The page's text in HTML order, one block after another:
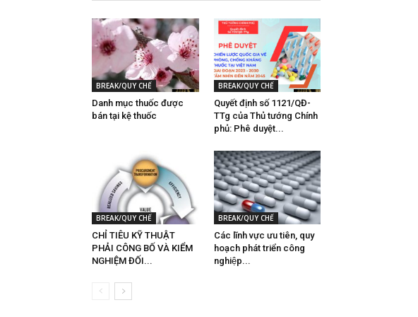
BREAK/QUY CHẾ
Danh mục thuốc được
bán tại kệ thuốc
BREAK/QUY CHẾ
Quyết định số 1121/QĐ-
TTg của Thủ tướng Chính
phủ: Phê duyệt...
BREAK/QUY CHẾ
CHỈ TIÊU KỸ THUẬT
PHẢI CÔNG BỐ VÀ KIỂM
NGHIỆM ĐỐI...
BREAK/QUY CHẾ
Các lĩnh vực ưu tiên, quy
hoạch phát triển công
nghiệp...